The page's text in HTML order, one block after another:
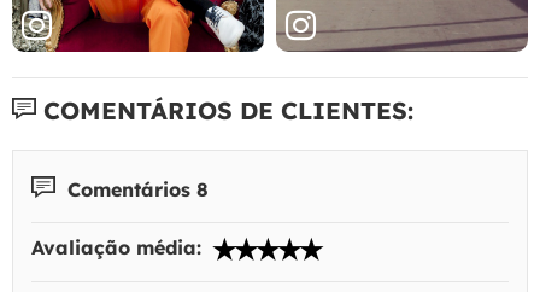
COMENTÁRIOS DE CLIENTES:
Comentários 8
Avaliação média: